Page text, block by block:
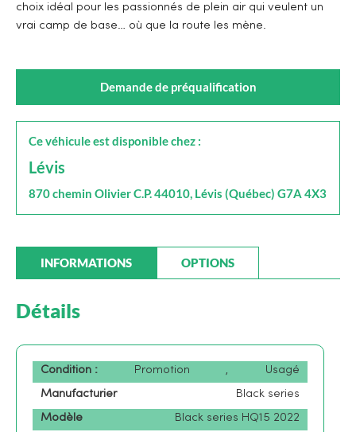
choix idéal pour les passionnés de plein air qui veulent un
vrai camp de base… où que la route les mène.
Demande de préqualification
Ce véhicule est disponible chez :
Lévis
870 chemin Olivier C.P. 44010, Lévis (Québec) G7A 4X3
INFORMATIONS OPTIONS
Détails
Condition : Promotion ,
Usagé
Manufacturier
Black series
Modèle
Black series HQ15 2022